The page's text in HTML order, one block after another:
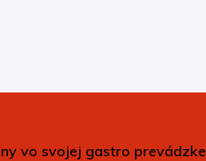
vo svojej gastro